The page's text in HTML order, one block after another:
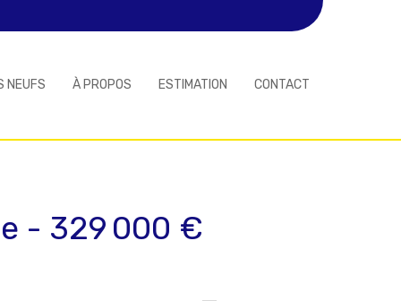
NEUFS À PROPOS ESTIMATION CONTACT
- 329 000 €